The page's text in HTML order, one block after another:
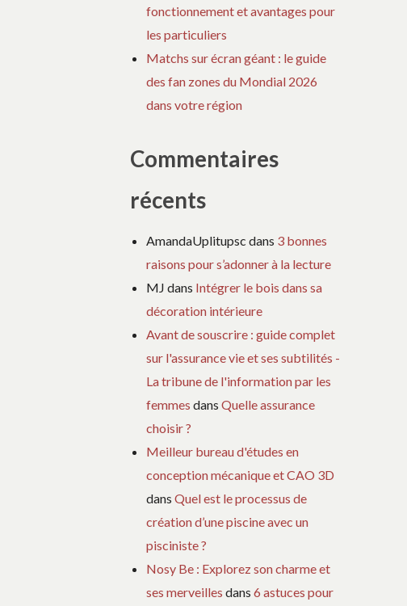
fonctionnement et avantages pour
les particuliers
Matchs sur écran géant : le guide
des fan zones du Mondial 2026
dans votre région
Commentaires
récents
AmandaUplitupsc dans 3 bonnes
raisons pour s’adonner à la lecture
MJ dans Intégrer le bois dans sa
décoration intérieure
Avant de souscrire : guide complet
sur l'assurance vie et ses subtilités -
La tribune de l'information par les
femmes dansQuelle assurance
choisir ?
Meilleur bureau d'études en
conception mécanique et CAO 3D
dansQuel est le processus de
création d’une piscine avec un
pisciniste ?
Nosy Be : Explorez son charme et
ses merveilles dans6 astuces pour